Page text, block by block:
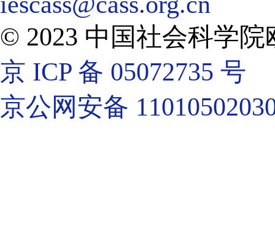
© 2023 中国社会科学
京 ICP 备 05072735 号
京公网安备